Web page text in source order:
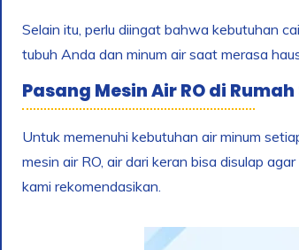
Selain itu, perlu diingat bahwa kebutuhan
tubuh Anda dan minum air saat merasa
Pasang Mesin Air RO di
Untuk memenuhi kebutuhan air minum
mesin air RO, air dari keran bisa disulap
kami rekomendasikan.